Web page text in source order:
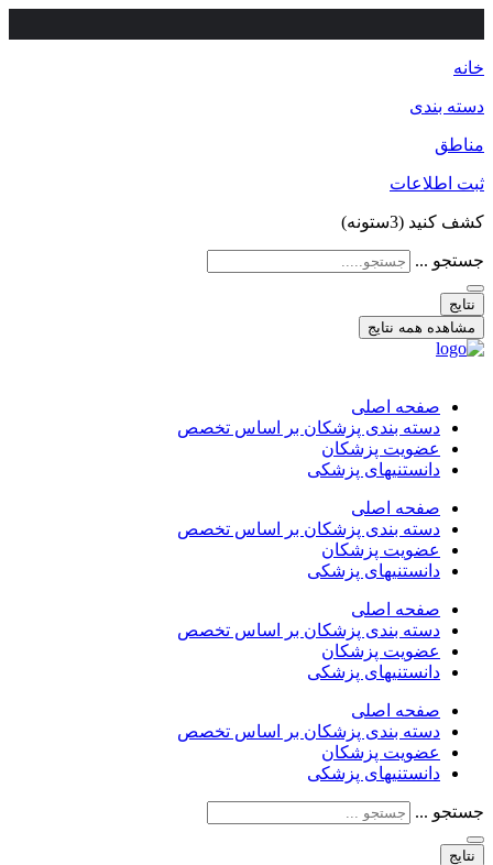
خانه
دسته بندی
مناطق
ثبت اطلاعات
کشف کنید (3ستونه)
جستجو ...
نتایج
مشاهده همه نتایج
صفحه اصلی
دسته بندی پزشکان بر اساس تخصص
عضویت پزشکان
دانستنیهای پزشکی
صفحه اصلی
دسته بندی پزشکان بر اساس تخصص
عضویت پزشکان
دانستنیهای پزشکی
صفحه اصلی
دسته بندی پزشکان بر اساس تخصص
عضویت پزشکان
دانستنیهای پزشکی
صفحه اصلی
دسته بندی پزشکان بر اساس تخصص
عضویت پزشکان
دانستنیهای پزشکی
جستجو ...
نتایج